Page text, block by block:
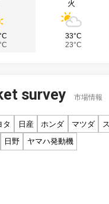
火
33°C
23°C
survey 市場情報
タ 日産 ホンダ マツダ
日野 ヤマハ発動機